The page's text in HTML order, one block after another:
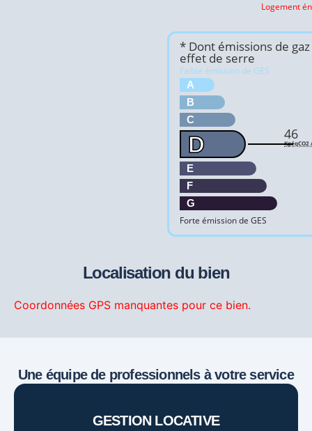
Logement
* Dont émissions de gaz
effet de serre
Faible émission de GES
A
B
C
D
E
F
G
Forte émission de GES
46
KgéqCO2
Localisation du bien
Coordonnées GPS manquantes pour ce bien.
Une équipe de professionnels à votre service
GESTION LOCATIVE